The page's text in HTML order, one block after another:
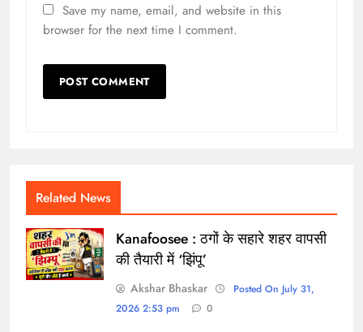
Save my name, email, and website in this
browser for the next time I comment.
Related News
Kanafoosee : ठगों के सहारे शहर वापसी
की तैयारी में ‘झिंपू’
Akshar Bhaskar
Posted On July 31,
2026 2:53 pm
0